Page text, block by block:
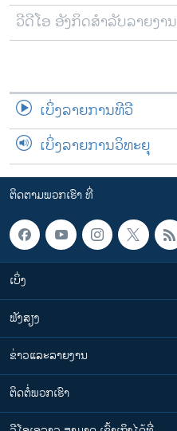
ວີດີໂອ ອັງກິດສຳລັບລາຍງານ
ເບິ່ງລາຍການທີວີ
ເບິ່ງລາຍການວິທະຍຸ
ຕິດຕາມພວກເຮົາ ທີ່
ເບິ່ງ
ຟັງສຽງ
ຂ່າວແລະລາຍງານ
ຕິດຕໍ່ພວກເຮົາ